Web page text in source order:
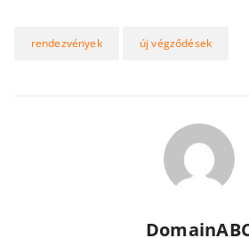
rendezvények új végződések